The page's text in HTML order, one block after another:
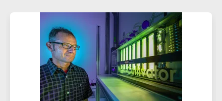
Str. 2, 12489 Berlin oder per E-Mail unter
widerruf@lumitos.com mit Wirkung für die Zukunft
widerrufen. Zudem ist in jeder E-Mail ein Link zur
Abbestellung des entsprechenden Newsletters
enthalten.